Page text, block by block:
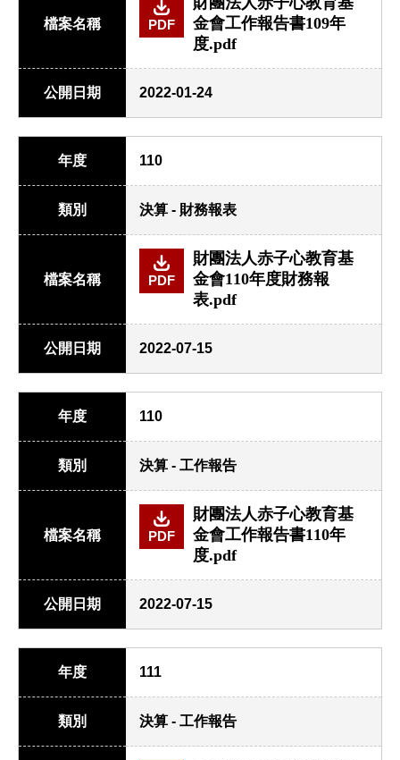
檔案名稱 PDF
金會工作報告書109年
度.pdf
公開日期 2022-01-24
年度 110
類別 決算 - 財務報表
檔案名稱 PDF
財團法人赤子心教育基
金會110年度財務報
表.pdf
公開日期 2022-07-15
年度 110
類別 決算 - 工作報告
檔案名稱 PDF
財團法人赤子心教育基
金會工作報告書110年
度.pdf
公開日期 2022-07-15
年度 111
類別 決算 - 工作報告